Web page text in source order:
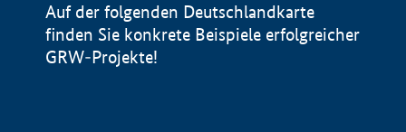
Auf der folgenden Deutschlandkarte
finden Sie konkrete Beispiele erfolgreicher
GRW-Projekte!